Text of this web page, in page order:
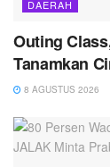
DAERAH
Outing
Tanamkan
8 AGUSTUS 2026